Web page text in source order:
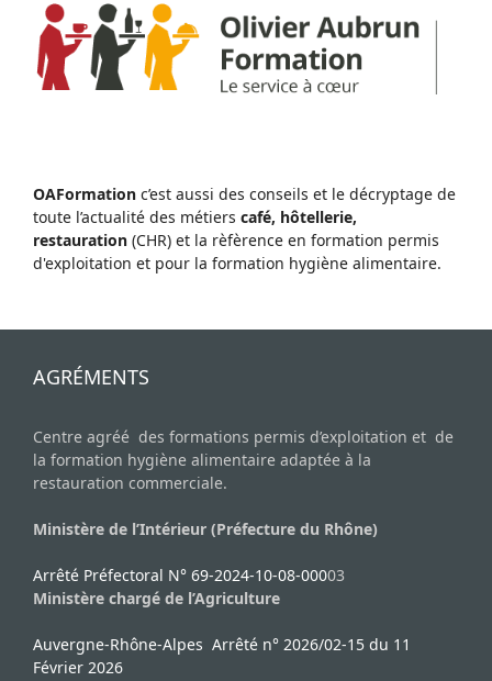
OAFormation c’est aussi des conseils et le décryptage de
toute l’actualité des métiers café, hôtellerie,
restauration (CHR) et la rèfèrence en formation permis
d'exploitation et pour la formation hygiène alimentaire.
AGRÉMENTS
Centre agréé des formations permis d’exploitation et de
la formation hygiène alimentaire adaptée à la
restauration commerciale.
Ministère de l’Intérieur (Préfecture du Rhône)
Arrêté Préfectoral N° 69-2024-10-08-00003
Ministère chargé de l’Agriculture
Auvergne-Rhône-Alpes Arrêté n° 2026/02-15 du 11
Février 2026